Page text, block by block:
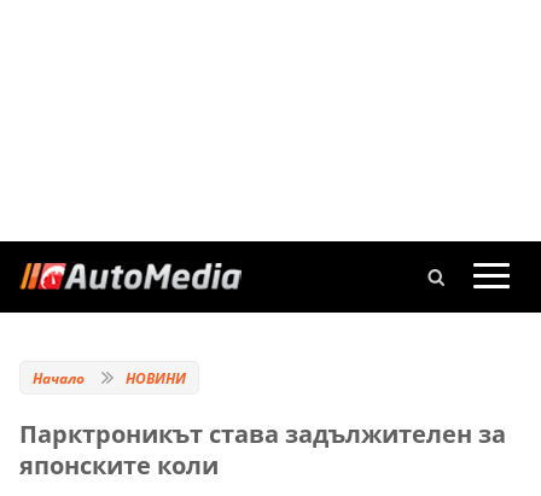
Начало НОВИНИ
Парктроникът става задължителен за
японските коли